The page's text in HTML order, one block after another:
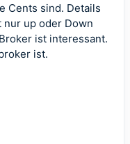
Cents sind. Details
up oder Down
ist interessant.
ist.